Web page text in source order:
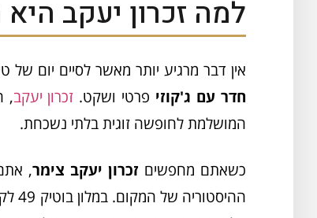
למה זכרון יעקב
אין דבר מרגיע יותר מאשר לסיים יום של
חדר עם ג'קוזי פרטי ושקט. זכרון יעקב,
המושלמת לחופשה זוגית בלתי נשכחת.
כשאתם מחפשים זכרון יעקב צימר,